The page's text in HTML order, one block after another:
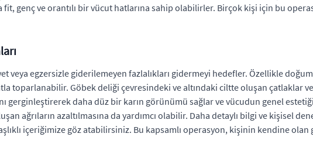
genç ve orantılı bir vücut hatlarına sahip olabilirler. Birçok kişi için bu
veya egzersizle giderilemeyen fazlalıkları gidermeyi hedefler. Özellikle
toparlanabilir. Göbek deliği çevresindeki ve altındaki ciltte oluşan çatlaklar
gerginleştirerek daha düz bir karın görünümü sağlar ve vücudun genel
ağrıların azaltılmasına da yardımcı olabilir. Daha detaylı bilgi ve kişisel
içeriğimize göz atabilirsiniz. Bu kapsamlı operasyon, kişinin kendine